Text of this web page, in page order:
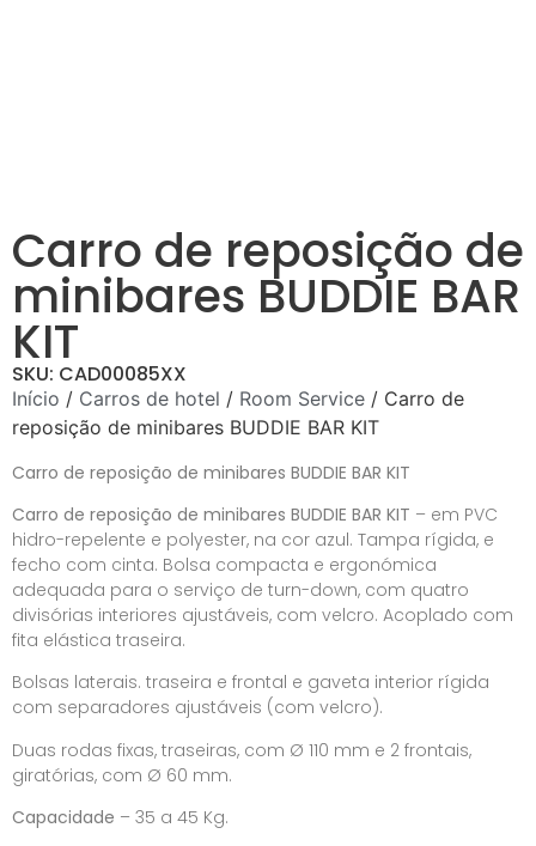
Carro de reposição de
minibares BUDDIE BAR
KIT
SKU: CAD00085XX
Início / Carros de hotel / Room Service / Carro de
reposição de minibares BUDDIE BAR KIT
Carro de reposição de minibares BUDDIE BAR KIT
Carro de reposição de minibares BUDDIE BAR KIT – em PVC
hidro-repelente e polyester, na cor azul. Tampa rígida, e
fecho com cinta. Bolsa compacta e ergonómica
adequada para o serviço de turn-down, com quatro
divisórias interiores ajustáveis, com velcro. Acoplado com
fita elástica traseira.
Bolsas laterais. traseira e frontal e gaveta interior rígida
com separadores ajustáveis (com velcro).
Duas rodas fixas, traseiras, com Ø 110 mm e 2 frontais,
giratórias, com Ø 60 mm.
Capacidade – 35 a 45 Kg.